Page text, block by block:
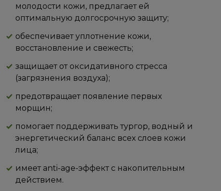
молодости кожи, предлагает ей
оптимальную долгосрочную защиту;
обеспечивает уплотнение кожи,
восстановление и свежесть;
защищает от оксидативного стресса
(загрязнения воздуха);
предотвращает появление первых
морщин;
помогает поддерживать тургор, водный и
энергетический баланс всех слоев кожи
лица;
имеет anti-age-эффект с накопительным
действием.